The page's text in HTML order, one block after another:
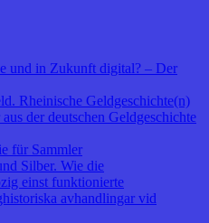
und in Zukunft digital? – Der
Rheinische Geldgeschichte(n)
der deutschen Geldgeschichte
für Sammler
Silber. Wie die
einst funktionierte
avhandlingar vid